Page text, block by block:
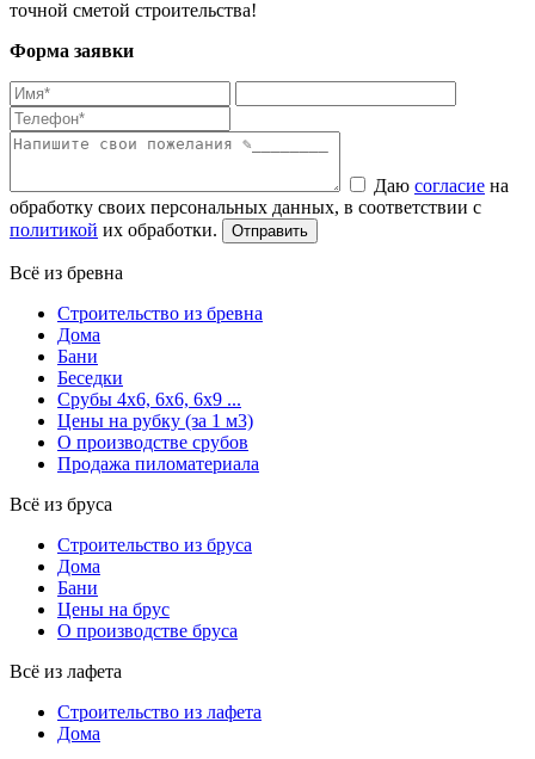
точной сметой строительства!
Форма заявки
Даю согласие на
обработку своих персональных данных, в соответствии с
политикой их обработки.
Всё из бревна
Строительство из бревна
Дома
Бани
Беседки
Срубы 4х6, 6х6, 6х9 ...
Цены на рубку (за 1 м3)
О производстве срубов
Продажа пиломатериала
Всё из бруса
Строительство из бруса
Дома
Бани
Цены на брус
О производстве бруса
Всё из лафета
Строительство из лафета
Дома